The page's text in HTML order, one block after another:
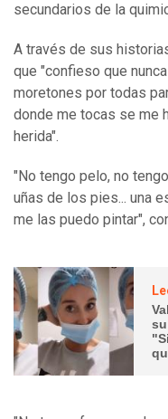
secundarios de la
A través de sus
que "confieso que
moretones por todas
donde me tocas se me
herida".
"No tengo pelo, no
uñas de los pies... una
me las puedo pintar",